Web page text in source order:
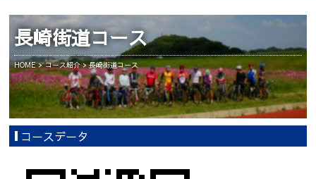
長崎街道コース
HOME コース紹介 長崎街道コース
コースデータ